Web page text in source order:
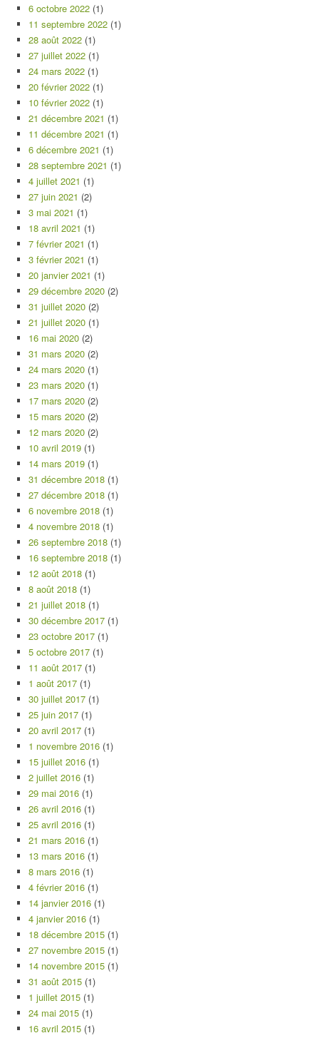
6 octobre 2022 (1)
11 septembre 2022 (1)
28 août 2022 (1)
27 juillet 2022 (1)
24 mars 2022 (1)
20 février 2022 (1)
10 février 2022 (1)
21 décembre 2021 (1)
11 décembre 2021 (1)
6 décembre 2021 (1)
28 septembre 2021 (1)
4 juillet 2021 (1)
27 juin 2021 (2)
3 mai 2021 (1)
18 avril 2021 (1)
7 février 2021 (1)
3 février 2021 (1)
20 janvier 2021 (1)
29 décembre 2020 (2)
31 juillet 2020 (2)
21 juillet 2020 (1)
16 mai 2020 (2)
31 mars 2020 (2)
24 mars 2020 (1)
23 mars 2020 (1)
17 mars 2020 (2)
15 mars 2020 (2)
12 mars 2020 (2)
10 avril 2019 (1)
14 mars 2019 (1)
31 décembre 2018 (1)
27 décembre 2018 (1)
6 novembre 2018 (1)
4 novembre 2018 (1)
26 septembre 2018 (1)
16 septembre 2018 (1)
12 août 2018 (1)
8 août 2018 (1)
21 juillet 2018 (1)
30 décembre 2017 (1)
23 octobre 2017 (1)
5 octobre 2017 (1)
11 août 2017 (1)
1 août 2017 (1)
30 juillet 2017 (1)
25 juin 2017 (1)
20 avril 2017 (1)
1 novembre 2016 (1)
15 juillet 2016 (1)
2 juillet 2016 (1)
29 mai 2016 (1)
26 avril 2016 (1)
25 avril 2016 (1)
21 mars 2016 (1)
13 mars 2016 (1)
8 mars 2016 (1)
4 février 2016 (1)
14 janvier 2016 (1)
4 janvier 2016 (1)
18 décembre 2015 (1)
27 novembre 2015 (1)
14 novembre 2015 (1)
31 août 2015 (1)
1 juillet 2015 (1)
24 mai 2015 (1)
16 avril 2015 (1)